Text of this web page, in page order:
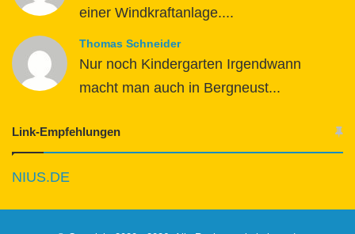
einer Windkraftanlage....
Thomas Schneider
Nur noch Kindergarten Irgendwann
macht man auch in Bergneust...
Link-Empfehlungen
NIUS.DE